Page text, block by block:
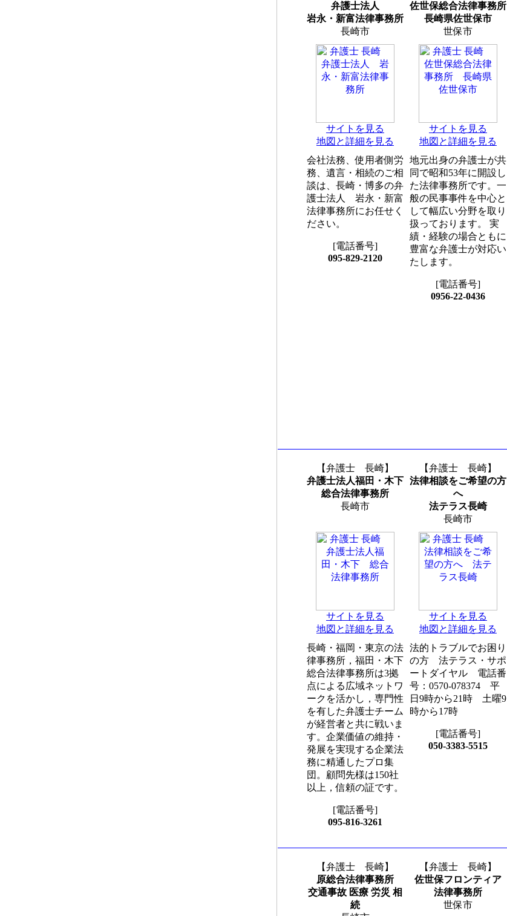
弁護士法人
岩永・新富法律事務所
長崎市
佐世保総合法律事務所
長崎県佐世保市
世保市
サイトを見る
地図と詳細を見る
サイトを見る
地図と詳細を見る
会社法務、使用者側労
務、遺言・相続のご相
談は、長崎・博多の弁
護士法人 岩永・新富
法律事務所にお任せく
ださい。
[電話番号]
095-829-2120
地元出身の弁護士が共
同で昭和53年に開設し
た法律事務所です。一
般の民事事件を中心と
して幅広い分野を取り
扱っております。 実
績・経験の場合ともに
豊富な弁護士が対応い
たします。
[電話番号]
0956-22-0436
【弁護士 長崎】
弁護士法人福田・木下
総合法律事務所
長崎市
【弁護士 長崎】
法律相談をご希望の方
へ
法テラス長崎
長崎市
サイトを見る
地図と詳細を見る
サイトを見る
地図と詳細を見る
長崎・福岡・東京の法
律事務所，福田・木下
総合法律事務所は3拠
点による広域ネットワ
ークを活かし，専門性
を有した弁護士チーム
が経営者と共に戦いま
す。企業価値の維持・
発展を実現する企業法
務に精通したプロ集
団。顧問先様は150社
以上，信頼の証です。
[電話番号]
095-816-3261
法的トラブルでお困り
の方 法テラス・サポ
ートダイヤル 電話番
号：0570-078374 平
日9時から21時 土曜9
時から17時
[電話番号]
050-3383-5515
【弁護士 長崎】
原総合法律事務所
交通事故 医療 労災 相
続
【弁護士 長崎】
佐世保フロンティア
法律事務所
世保市